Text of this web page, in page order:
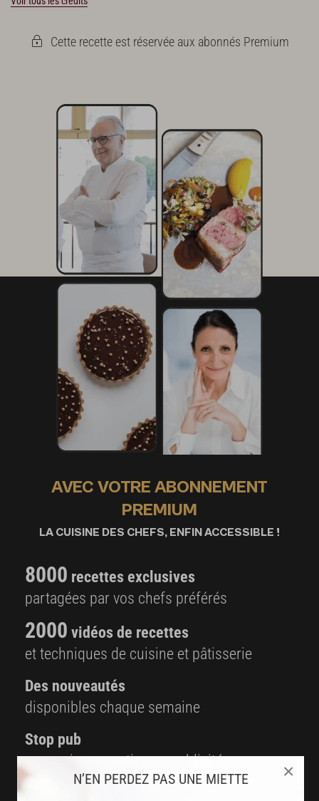
N’EN PERDEZ PAS UNE MIETTE ×
Cette recette est réservée aux abonnés Premium
AVEC VOTRE ABONNEMENT
PREMIUM
LA CUISINE DES CHEFS, ENFIN ACCESSIBLE !
8000 recettes exclusives
partagées par vos chefs préférés
2000 vidéos de recettes
et techniques de cuisine et pâtisserie
Des nouveautés
disponibles chaque semaine
Stop pub
un service garanti sans publicité